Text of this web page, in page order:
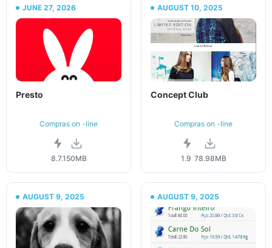
JUNE 27, 2026
Presto
Compras on -line
8.7.1 50MB
AUGUST 10, 2025
Concept Club
Compras on -line
1.9 78.98MB
AUGUST 9, 2025 AUGUST 9, 2025